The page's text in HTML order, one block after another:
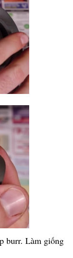
burr. Làm giống